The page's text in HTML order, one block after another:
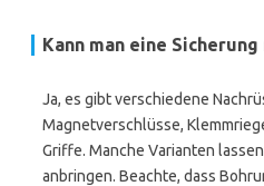
Kann man eine Sicherung
Ja, es gibt verschiedene
Magnetverschlüsse,
Griffe. Manche Varianten
anbringen. Beachte, dass